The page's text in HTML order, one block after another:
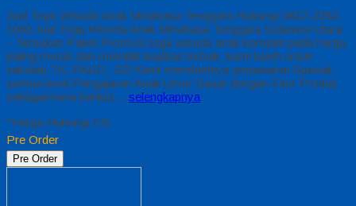
Jual Toga Wisuda Anak Minahasa Tenggara Hubungi 0812-2282-
1060 Jual Toga Wisuda Anak Minahasa Tenggara Sulawesi Utara
– Temukan Paket Promosi toga wisuda anak komplet pada harga
paling murah dan memiliki kualitas terbaik, kami kasih untuk
sekolah TK, PAUD , SD Kami memberinya penawaran Special
semua level Pengajaran Anak Umur Dasar dengan Fitur Produk
sebagaimana berikut… selengkapnya
*Harga Hubungi CS
Pre Order
Pre Order